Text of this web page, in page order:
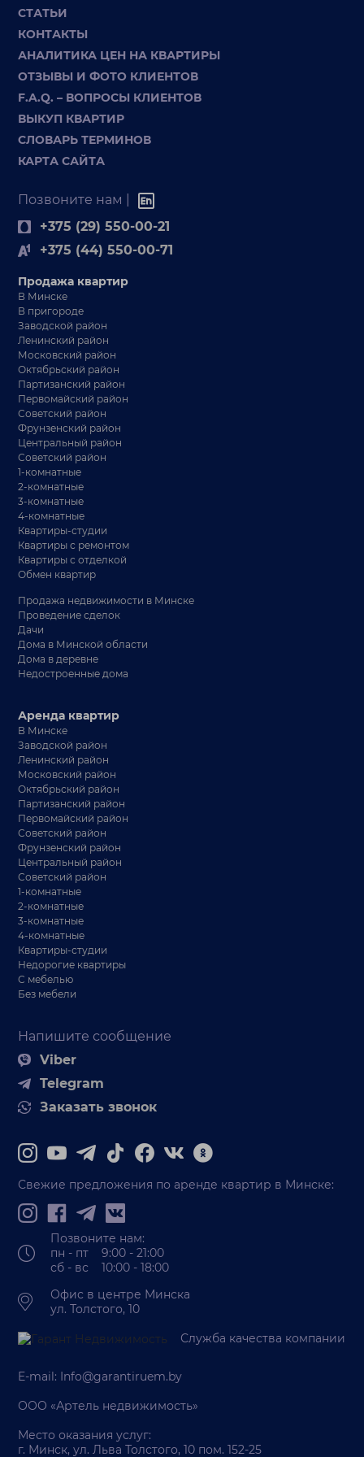
СТАТЬИ
КОНТАКТЫ
АНАЛИТИКА ЦЕН НА КВАРТИРЫ
ОТЗЫВЫ И ФОТО КЛИЕНТОВ
F.A.Q. – ВОПРОСЫ КЛИЕНТОВ
ВЫКУП КВАРТИР
СЛОВАРЬ ТЕРМИНОВ
КАРТА САЙТА
Позвоните нам |
+375 (29) 550-00-21
+375 (44) 550-00-71
Продажа квартир
В Минске
В пригороде
Заводской район
Ленинский район
Московский район
Октябрьский район
Партизанский район
Первомайский район
Советский район
Фрунзенский район
Центральный район
Советский район
1-комнатные
2-комнатные
3-комнатные
4-комнатные
Квартиры-студии
Квартиры с ремонтом
Квартиры с отделкой
Обмен квартир
Продажа недвижимости в Минске
Проведение сделок
Дачи
Дома в Минской области
Дома в деревне
Недостроенные дома
Напишите сообщение
Viber
Telegram
Заказать звонок
Аренда квартир
В Минске
Заводской район
Ленинский район
Московский район
Октябрьский район
Партизанский район
Первомайский район
Советский район
Фрунзенский район
Центральный район
Советский район
1-комнатные
2-комнатные
3-комнатные
4-комнатные
Квартиры-студии
Недорогие квартиры
С мебелью
Без мебели
Свежие предложения по аренде квартир в Минске:
Позвоните нам:
пн - пт 9:00 - 21:00
сб - вс 10:00 - 18:00
Офис в центре Минска
ул. Толстого, 10
Служба качества компании
E-mail: Info@garantiruem.by
ООО «Артель недвижимость»
Место оказания услуг:
г. Минск, ул. Льва Толстого, 10 пом. 152-25